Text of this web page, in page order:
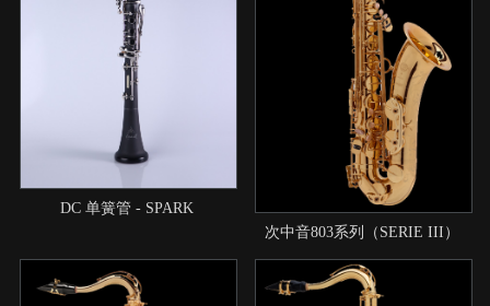
DC 单簧管 - SPARK
次中音803系列（SERIE III）